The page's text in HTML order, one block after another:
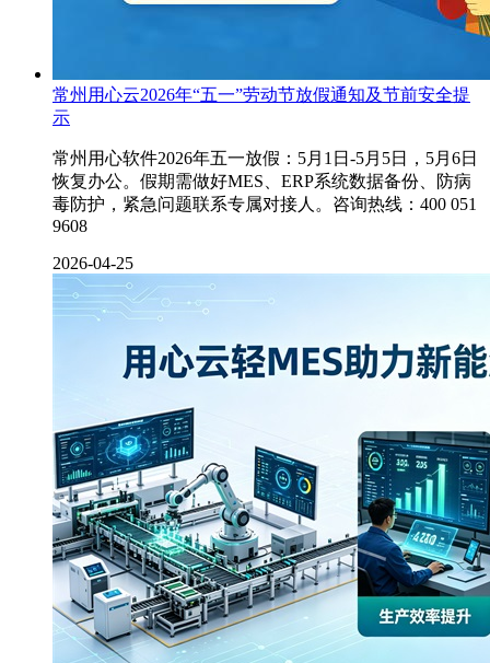
常州用心云2026年“五一”劳动节放假通知及节前安全提
示
常州用心软件2026年五一放假：5月1日-5月5日，5月6日
恢复办公。假期需做好MES、ERP系统数据备份、防病
毒防护，紧急问题联系专属对接人。咨询热线：400 051
9608
2026-04-25